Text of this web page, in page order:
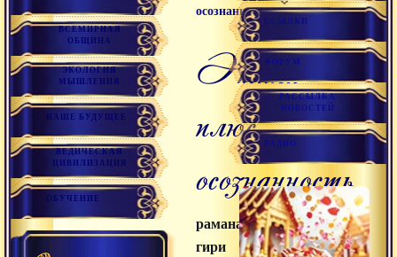
ВСЕМИРНАЯ
ОБЩИНА
ЭКОЛОГИЯ
МЫШЛЕНИЯ
НАШЕ БУДУЩЕЕ
ВЕДИЧЕСКАЯ
ЦИВИЛИЗАЦИЯ
ОБУЧЕНИЕ
осознанность
этика
плюс
осознанность
раманатха
гири
ССЫЛКИ
ФОРУМ
РАССЫЛКА
НОВОСТЕЙ
РАДИО